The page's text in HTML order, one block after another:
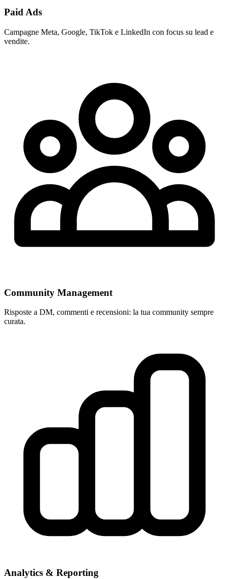
Paid Ads
Campagne Meta, Google, TikTok e LinkedIn con focus su lead e
vendite.
Community Management
Risposte a DM, commenti e recensioni: la tua community sempre
curata.
Analytics & Reporting